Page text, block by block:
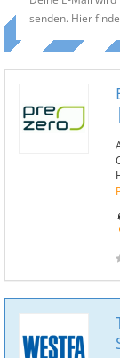
senden. Hier